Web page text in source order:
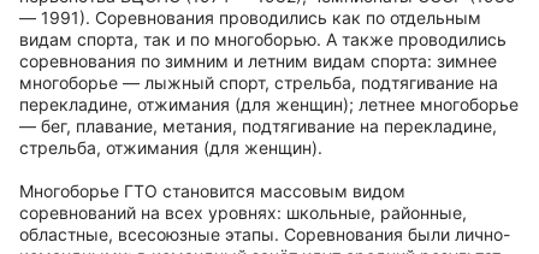
— 1991). Соревнования проводились как по отдельным
видам спорта, так и по многоборью. А также проводились
соревнования по зимним и летним видам спорта: зимнее
многоборье — лыжный спорт, стрельба, подтягивание на
перекладине, отжимания (для женщин); летнее многоборье
— бег, плавание, метания, подтягивание на перекладине,
стрельба, отжимания (для женщин).
Многоборье ГТО становится массовым видом
соревнований на всех уровнях: школьные, районные,
областные, всесоюзные этапы. Соревнования были лично-